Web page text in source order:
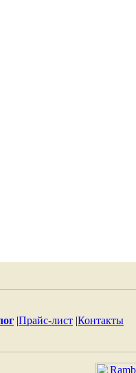
|Прайс-лист |Контакты